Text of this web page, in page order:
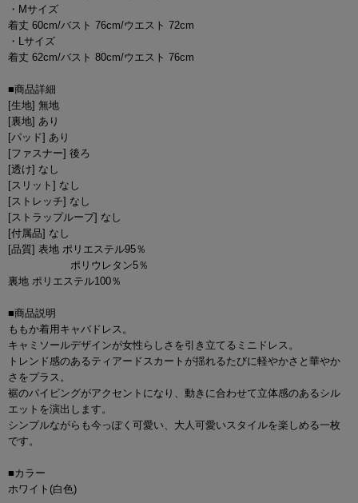
・Mサイズ
着丈 60cm/バスト 76cm/ウエスト 72cm
・Lサイズ
着丈 62cm/バスト 80cm/ウエスト 76cm
■商品詳細
[生地] 無地
[裏地] あり
[パッド] あり
[ファスナー] 後ろ
[透け] なし
[スリット] なし
[ストレッチ] なし
[ストラップループ] なし
[付属品] なし
[品質] 表地 ポリエステル95％
ポリウレタン5％
裏地 ポリエステル100％
■商品説明
ももか着用キャバドレス。
キャミソールデザインが女性らしさを引き立てるミニドレス。
トレンド感のあるティアードスカートが揺れるたびに軽やかさと華やか
さをプラス。
裾のパイピングがアクセントになり、動きに合わせて立体感のあるシル
エットを演出します。
シンプルながらも今っぽく可愛い、大人可愛いスタイルを楽しめる一枚
です。
■カラー
ホワイト(白色)